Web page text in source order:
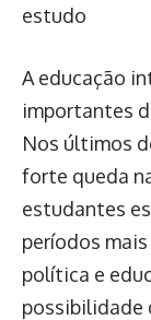
estudo
A educação
importantes
Nos últimos
forte queda
estudantes
períodos
política e
possibilidade